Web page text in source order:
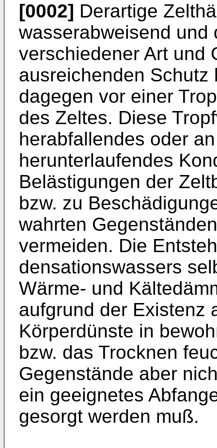
[0002] Derartige
wasserabweisend und
verschiedener Art und
ausreichenden
dagegen vor einer
des Zeltes. Diese
herabfallendes oder
herunterlaufendes
Belästigungen der
bzw. zu
wahrten
vermeiden. Die
densationswassers
Wärme- und
aufgrund der Existenz
Körperdünste in
bzw. das Trocknen
Gegenstände aber
ein geeignetes
gesorgt werden muß.